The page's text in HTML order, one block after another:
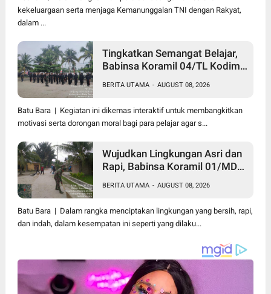
kekeluargaan serta menjaga Kemanunggalan TNI dengan Rakyat,
dalam ...
Tingkatkan Semangat Belajar,
Babinsa Koramil 04/TL Kodim
Wawasan Kebangsaan bagi
Pelajar SMA & SMK
BERITA UTAMA - AUGUST 08, 2026
Batu Bara | Kegiatan ini dikemas interaktif untuk membangkitkan
motivasi serta dorongan moral bagi para pelajar agar s...
Wujudkan Lingkungan Asri dan
Rapi, Babinsa Koramil 01/MD
Warga Pakam Raya Selatan
Gotong Royong
BERITA UTAMA - AUGUST 08, 2026
Batu Bara | Dalam rangka menciptakan lingkungan yang bersih, rapi,
dan indah, dalam kesempatan ini seperti yang dilaku...